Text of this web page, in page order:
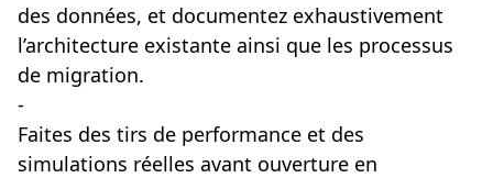
des données, et documentez exhaustivement
l’architecture existante ainsi que les processus
de migration.
-
Faites des tirs de performance et des
simulations réelles avant ouverture en